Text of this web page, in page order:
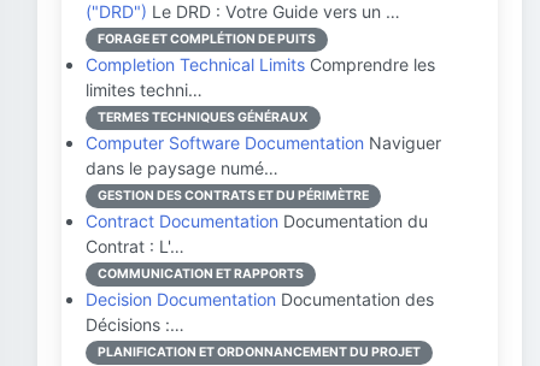
("DRD") Le DRD : Votre Guide vers un …
FORAGE ET COMPLÉTION DE PUITS
Completion Technical Limits Comprendre les
limites techni…
TERMES TECHNIQUES GÉNÉRAUX
Computer Software Documentation Naviguer
dans le paysage numé…
GESTION DES CONTRATS ET DU PÉRIMÈTRE
Contract Documentation Documentation du
Contrat : L'…
COMMUNICATION ET RAPPORTS
Decision Documentation Documentation des
Décisions :…
PLANIFICATION ET ORDONNANCEMENT DU PROJET